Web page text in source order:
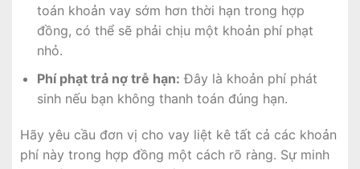
toán khoản vay sớm hơn thời hạn trong hợp
đồng, có thể sẽ phải chịu một khoản phí phạt
nhỏ.
Phí phạt trả nợ trễ hạn: Đây là khoản phí phát
sinh nếu bạn không thanh toán đúng hạn.
Hãy yêu cầu đơn vị cho vay liệt kê tất cả các khoản
phí này trong hợp đồng một cách rõ ràng. Sự minh